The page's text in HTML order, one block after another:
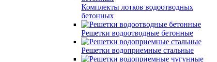
Комплекты лотков водоотводных
бетонных
Решетки водоотводные бетонные
Решетки водоприемные стальные